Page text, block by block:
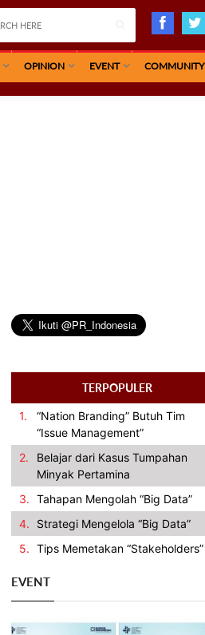
OPINION EVENT COMMUNITY
TERPOPULER
1.
“Nation Branding” Butuh Tim
“Issue Management”
2.
Belajar dari Kasus Tumpahan
Minyak Pertamina
3. Tahapan Mengolah “Big Data”
4.
Strategi Mengelola “Big Data”
5. Tips Memetakan “Stakeholders”
EVENT
Previous